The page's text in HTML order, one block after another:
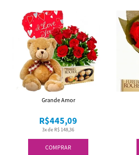
COMPRAR
3x de R$ 148,36
R$445,09
Grande Amor